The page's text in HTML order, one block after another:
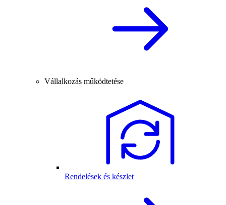
Vállalkozás működtetése
Rendelések és készlet